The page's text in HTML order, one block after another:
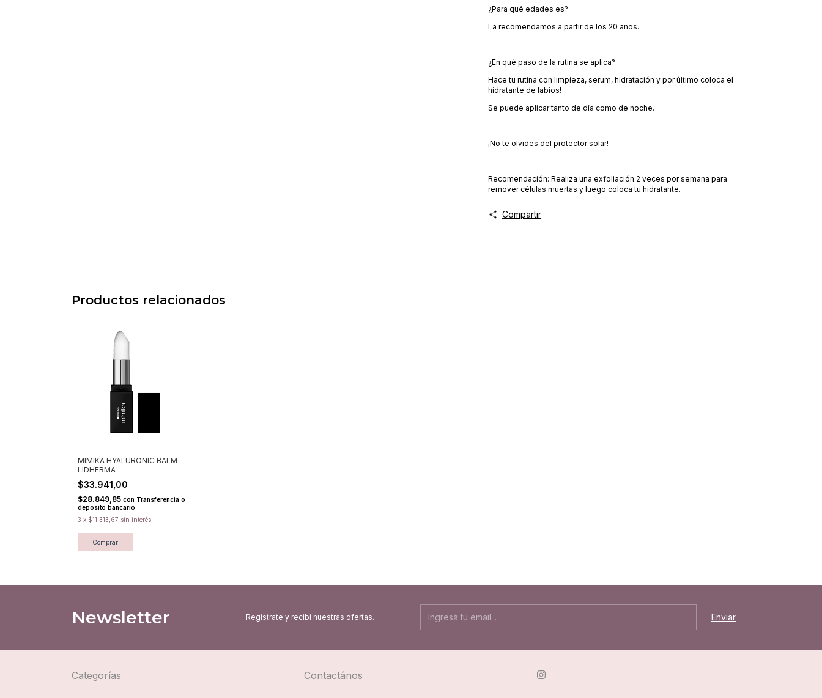
¿Para qué edades es?
La recomendamos a partir de los 20 años.
¿En qué paso de la rutina se aplica?
Hace tu rutina con limpieza, serum, hidratación y por último coloca el
hidratante de labios!
Se puede aplicar tanto de día como de noche.
¡No te olvides del protector solar!
Recomendación: Realiza una exfoliación 2 veces por semana para
remover células muertas y luego coloca tu hidratante.
Compartir
Productos relacionados
MIMIKA HYALURONIC BALM
LIDHERMA
$33.941,00
$28.849,85 con Transferencia o
depósito bancario
3 x $11.313,67 sin interés
Comprar
Newsletter Registrate y recibí nuestras ofertas.
Categorías Contactános